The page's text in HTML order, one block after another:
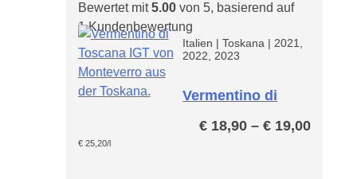
Bewertet mit5.00von 5, basierend auf
1Kundenbewertung
Italien |Toskana |2021,
2022, 2023
Vermentino di
€ 18,90 –€ 19,00
€25,20/l